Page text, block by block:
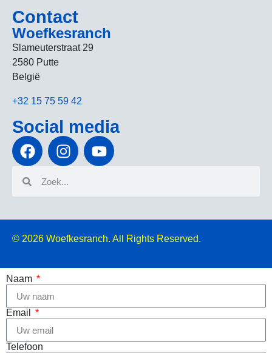
Contact
Woefkesranch
Slameuterstraat 29
2580 Putte
België
+32 15 75 59 42
Social media
© 2026 Woefkesranch. All Rights Reserved.
Naam
Email
Telefoon